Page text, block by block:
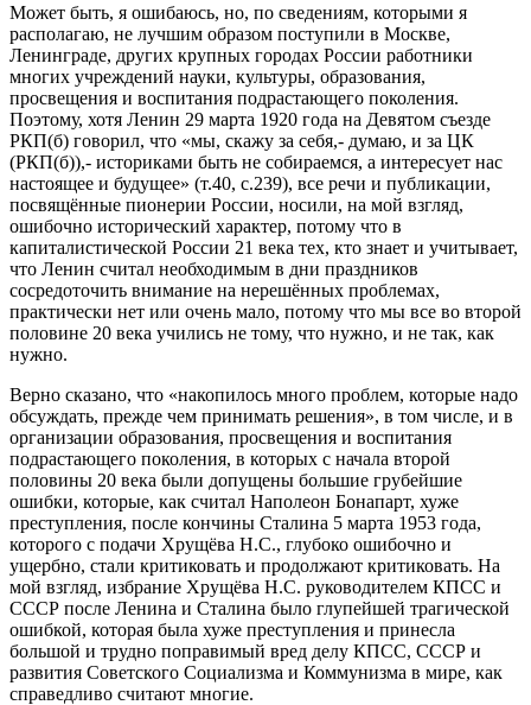
Может быть, я ошибаюсь, но, по сведениям, которыми я
располагаю, не лучшим образом поступили в Москве,
Ленинграде, других крупных городах России работники
многих учреждений науки, культуры, образования,
просвещения и воспитания подрастающего поколения.
Поэтому, хотя Ленин 29 марта 1920 года на Девятом съезде
РКП(б) говорил, что «мы, скажу за себя,- думаю, и за ЦК
(РКП(б)),- историками быть не собираемся, а интересует нас
настоящее и будущее» (т.40, с.239), все речи и публикации,
посвящённые пионерии России, носили, на мой взгляд,
ошибочно исторический характер, потому что в
капиталистической России 21 века тех, кто знает и учитывает,
что Ленин считал необходимым в дни праздников
сосредоточить внимание на нерешённых проблемах,
практически нет или очень мало, потому что мы все во второй
половине 20 века учились не тому, что нужно, и не так, как
нужно.
Верно сказано, что «накопилось много проблем, которые надо
обсуждать, прежде чем принимать решения», в том числе, и в
организации образования, просвещения и воспитания
подрастающего поколения, в которых с начала второй
половины 20 века были допущены большие грубейшие
ошибки, которые, как считал Наполеон Бонапарт, хуже
преступления, после кончины Сталина 5 марта 1953 года,
которого с подачи Хрущёва Н.С., глубоко ошибочно и
ущербно, стали критиковать и продолжают критиковать. На
мой взгляд, избрание Хрущёва Н.С. руководителем КПСС и
СССР после Ленина и Сталина было глупейшей трагической
ошибкой, которая была хуже преступления и принесла
большой и трудно поправимый вред делу КПСС, СССР и
развития Советского Социализма и Коммунизма в мире, как
справедливо считают многие.